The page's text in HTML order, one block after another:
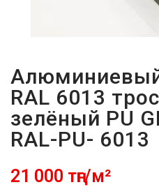
RAL 6013
зелёный PU
RAL-PU- 6013
21 000 тңг/м²